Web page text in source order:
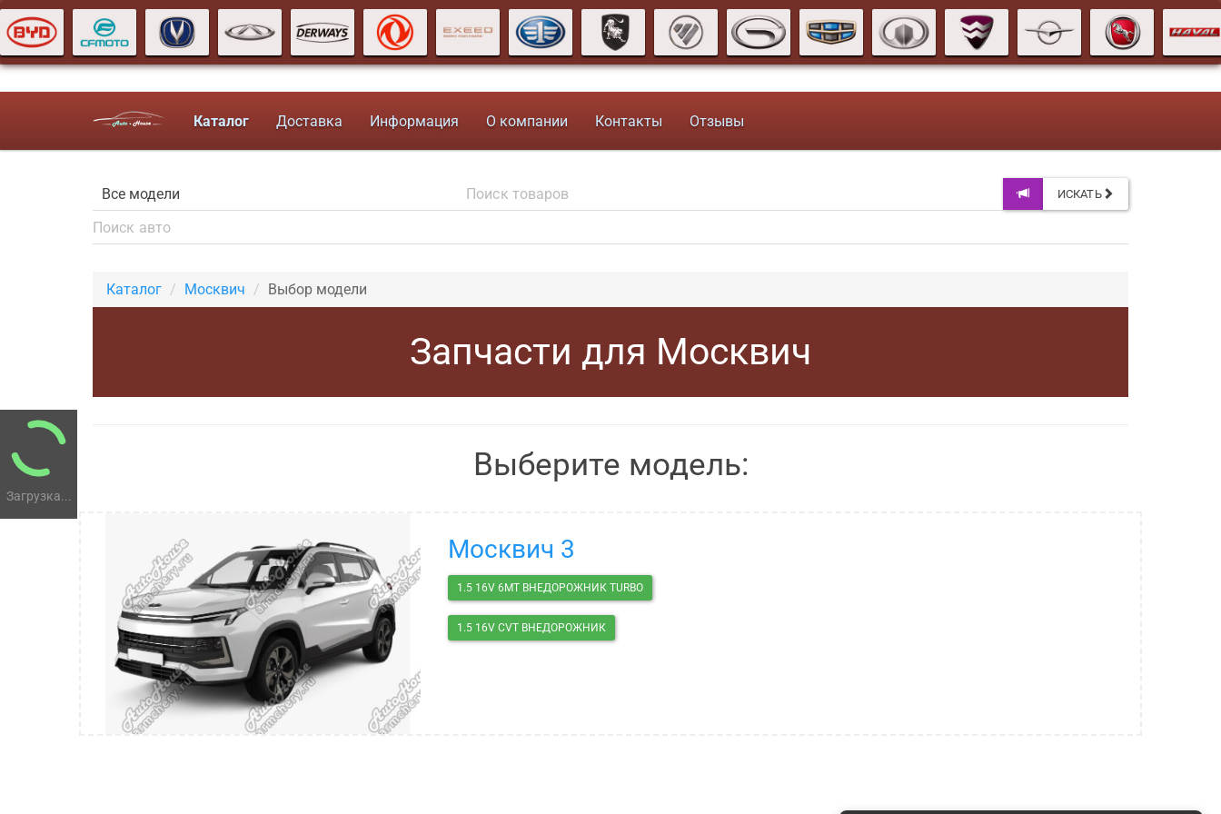
Загрузка...
Каталог Доставка Информация О компании Контакты Отзывы
ИСКАТЬ
Каталог Москвич Выбор модели
Запчасти для Москвич
Выберите модель:
Москвич 3
1.5 16V 6MT ВНЕДОРОЖНИК TURBO
1.5 16V CVT ВНЕДОРОЖНИК